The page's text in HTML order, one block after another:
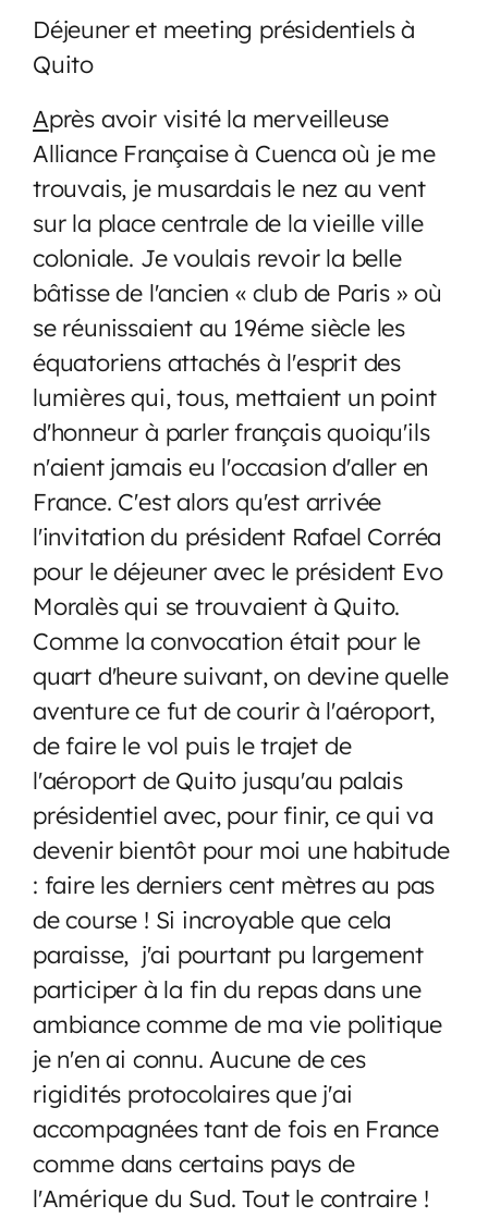
Déjeuner et meeting présidentiels à
Quito
Après avoir visité la merveilleuse
Alliance Française à Cuenca où je me
trouvais, je musardais le nez au vent
sur la place centrale de la vieille ville
coloniale. Je voulais revoir la belle
bâtisse de l'ancien « club de Paris » où
se réunissaient au 19éme siècle les
équatoriens attachés à l'esprit des
lumières qui, tous, mettaient un point
d'honneur à parler français quoiqu'ils
n'aient jamais eu l'occasion d'aller en
France. C'est alors qu'est arrivée
l'invitation du président Rafael Corréa
pour le déjeuner avec le président Evo
Moralès qui se trouvaient à Quito.
Comme la convocation était pour le
quart d'heure suivant, on devine quelle
aventure ce fut de courir à l'aéroport,
de faire le vol puis le trajet de
l'aéroport de Quito jusqu'au palais
présidentiel avec, pour finir, ce qui va
devenir bientôt pour moi une habitude
: faire les derniers cent mètres au pas
de course ! Si incroyable que cela
paraisse, j'ai pourtant pu largement
participer à la fin du repas dans une
ambiance comme de ma vie politique
je n'en ai connu. Aucune de ces
rigidités protocolaires que j'ai
accompagnées tant de fois en France
comme dans certains pays de
l'Amérique du Sud. Tout le contraire !